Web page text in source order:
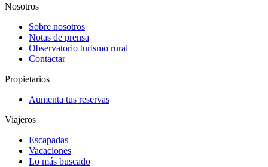
Nosotros
Sobre nosotros
Notas de prensa
Observatorio turismo rural
Contactar
Propietarios
Aumenta tus reservas
Viajeros
Escapadas
Vacaciones
Lo más buscado